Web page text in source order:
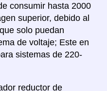
consumir hasta 2000
superior, debido al
solo puedan
de voltaje; Este en
sistemas de 220-
reductor de